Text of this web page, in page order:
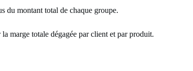
du montant total de chaque groupe.
marge totale dégagée par client et par produit.